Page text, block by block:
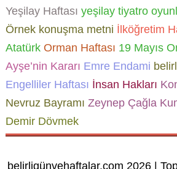
Yeşilay Haftası yeşilay tiyatro
Örnek konuşma metni İlköğretim
AtatürkOrman Haftası 19 Mayıs
Ayşe’nin Kararı Emre Endami
Engelliler Haftası İnsan Hakları
Nevruz Bayramı Zeynep Çağla
Demir Dövmek
belirligünvehaftalar.com 2026 |